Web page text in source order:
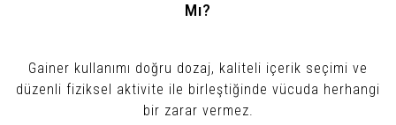
Mı?
Gainer kullanımı doğru dozaj, kaliteli içerik seçimi ve
düzenli fiziksel aktivite ile birleştiğinde vücuda herhangi
bir zarar vermez.